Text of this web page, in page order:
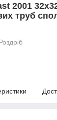
2001
труб